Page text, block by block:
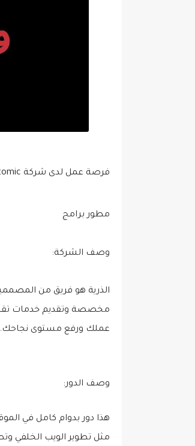
فرصة عمل لدى شركة atomic كمطور برامج في الاردن
مطور برامج
وصف الشركة:
الذرية هو فريق من
مخصصة وتقديم خدمات
عملك ورفع مستوى نجاحك.
وصف الدور: